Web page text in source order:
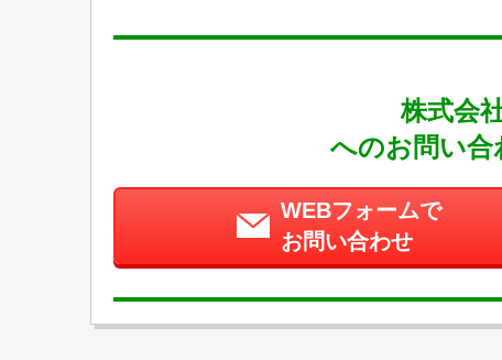
株式会
へのお問い合
WEBフォームで
お問い合わせ